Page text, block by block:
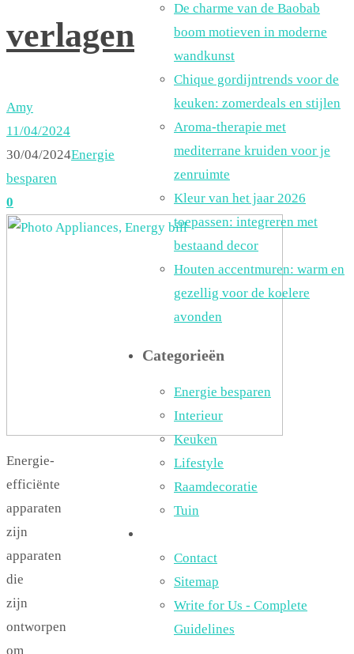
verlagen
Amy
11/04/2024
30/04/2024Energie
besparen
0
Energie-
efficiënte
apparaten
zijn
apparaten
die
zijn
ontworpen
om
De charme van de Baobab
boom motieven in moderne
wandkunst
Chique gordijntrends voor de
keuken: zomerdeals en stijlen
Aroma-therapie met
mediterrane kruiden voor je
zenruimte
Kleur van het jaar 2026
toepassen: integreren met
bestaand decor
Houten accentmuren: warm en
gezellig voor de koelere
avonden
Categorieën
Energie besparen
Interieur
Keuken
Lifestyle
Raamdecoratie
Tuin
Contact
Sitemap
Write for Us - Complete
Guidelines